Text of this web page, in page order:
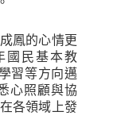
鳳的心情更
國民基本教
習等方向邁
心照顧與協
各領域上發